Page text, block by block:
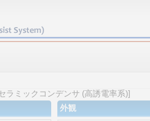
ラミックコンデンサ (高誘電率系)]
外観